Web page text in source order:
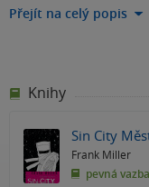
Přejít na celý popis
Knihy
Sin City
Frank Miller
pevná vazba